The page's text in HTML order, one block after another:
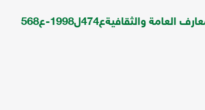
مجلة العربي تعني بقضايا المعارف العامة والثقافيةع474ل1998-ع568